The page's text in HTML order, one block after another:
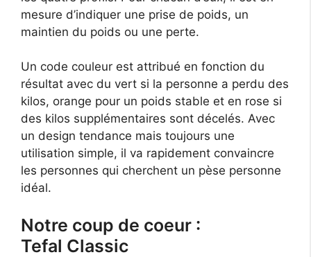
mesure d’indiquer une prise de poids, un
maintien du poids ou une perte.
Un code couleur est attribué en fonction du
résultat avec du vert si la personne a perdu des
kilos, orange pour un poids stable et en rose si
des kilos supplémentaires sont décelés. Avec
un design tendance mais toujours une
utilisation simple, il va rapidement convaincre
les personnes qui cherchent un pèse personne
idéal.
Notre coup de coeur :
Tefal Classic